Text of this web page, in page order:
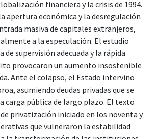
financiera y la crisis de 1994.
apertura económica y la desregulación
masiva de capitales extranjeros,
a la especulación. El estudio
de supervisión adecuada y la rápida
provocaron un aumento insostenible
Ante el colapso, el Estado intervino
asumiendo deudas privadas que se
carga pública de largo plazo. El texto
privatización iniciado en los noventa y
que vulneraron la estabilidad